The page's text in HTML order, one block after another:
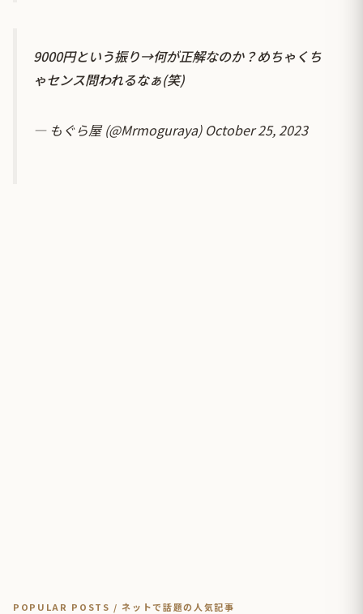
9000円という振り→何が正解なのか？めちゃくち
ゃセンス問われるなぁ(笑)
— もぐら屋 (@Mrmoguraya) October 25, 2023
POPULAR POSTS / ネットで話題の人気記事